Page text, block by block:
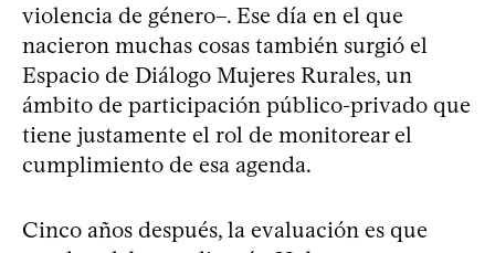
violencia de género–. Ese día en el que
nacieron muchas cosas también surgió el
Espacio de Diálogo Mujeres Rurales, un
ámbito de participación público-privado que
tiene justamente el rol de monitorear el
cumplimiento de esa agenda.
Cinco años después, la evaluación es que